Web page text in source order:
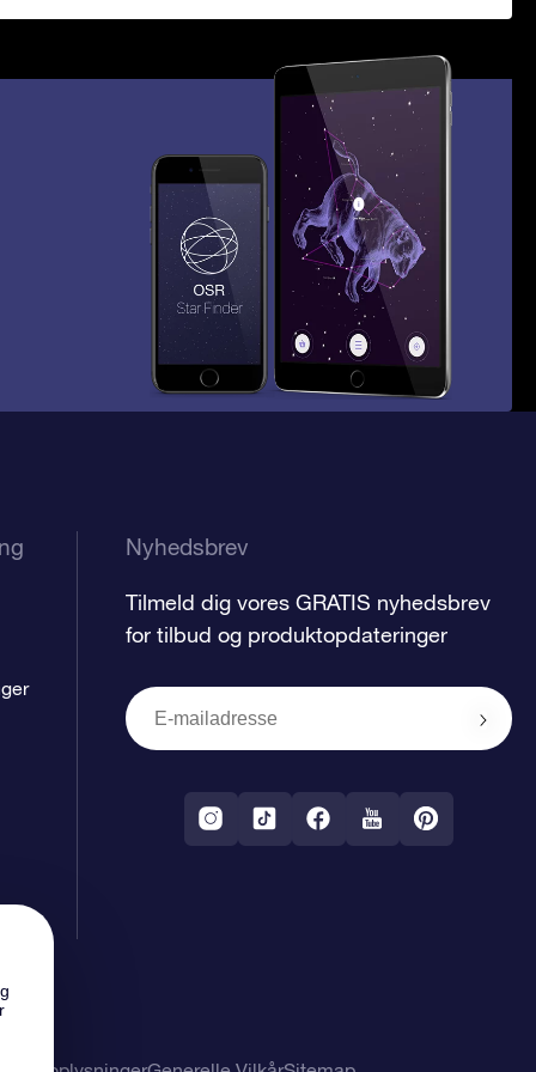
Nyhedsbrev
Tilmeld dig vores GRATIS nyhedsbrev
for tilbud og produktopdateringer